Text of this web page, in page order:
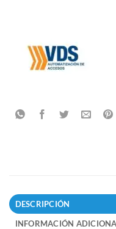
DESCRIPCIÓN
INFORMACIÓN